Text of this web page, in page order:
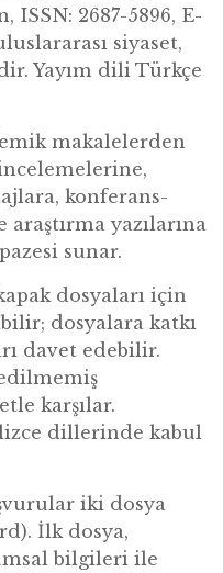
2687-5896, E-
siyaset,
Yayım dili Türkçe
makalelerden
konferans-
yazılarına
sunar.
dosyaları için
dosyalara katkı
davet edebilir.
edilmemiş
karşılar.
dillerinde kabul
iki dosya
İlk dosya,
bilgileri ile